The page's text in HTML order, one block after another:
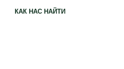
КАК НАС НАЙТИ